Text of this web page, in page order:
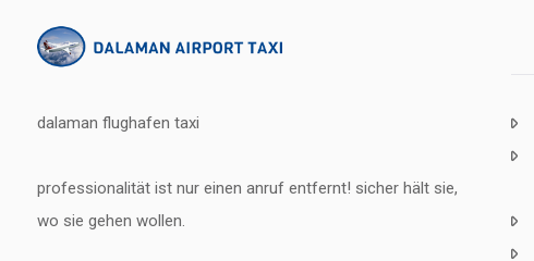
dalaman flughafen taxi
professionalität ist nur einen anruf entfernt! sicher hält sie,
wo sie gehen wollen.